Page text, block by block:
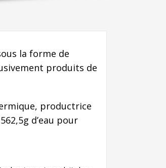
la forme de
produits de
productrice
d’eau pour